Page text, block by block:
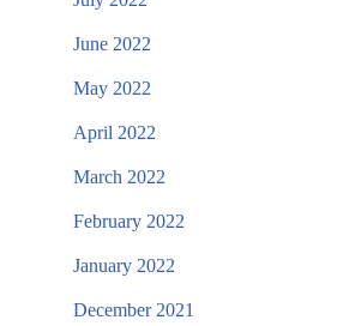
June 2022
May 2022
April 2022
March 2022
February 2022
January 2022
December 2021